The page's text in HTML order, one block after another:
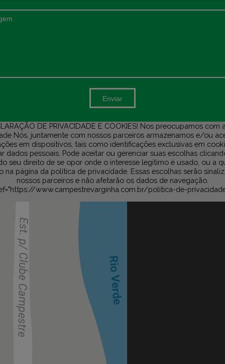
Enviar
DE PRIVACIDADE E COOKIES! Nos preocupamos com
Nós, juntamente com nossos parceiros armazenamos e/ou
em dispositivos, tais como identificações exclusivas em
dados pessoais. Pode aceitar ou gerenciar suas escolhas
seu direito de se opor onde o interesse legítimo é usado, ou a
na página da política de privacidade. Essas escolhas serão
nossos parceiros e não afetarão os dados de navegação.
www.campestrevarginha.com.br/politica-de-